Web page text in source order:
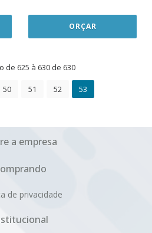
ORÇAR
de 625 à 630 de 630
50 51 52
53
a empresa
de privacidade